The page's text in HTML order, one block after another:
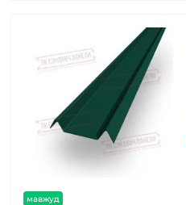
мавжуд